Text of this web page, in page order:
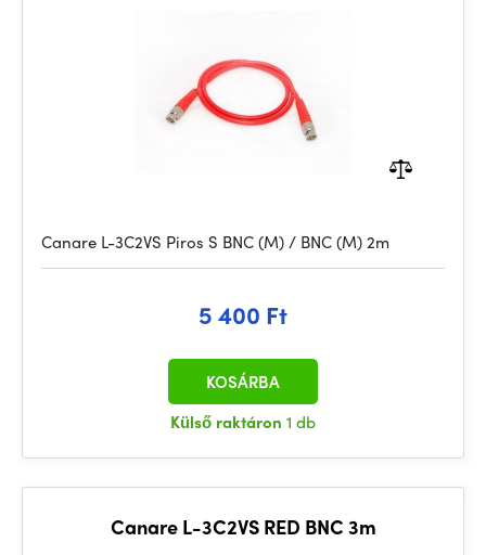
Canare L-3C2VS Piros S BNC (M) / BNC (M) 2m
5 400 Ft
Külső raktáron 1 db
KOSÁRBA
Canare L-3C2VS RED BNC 3m